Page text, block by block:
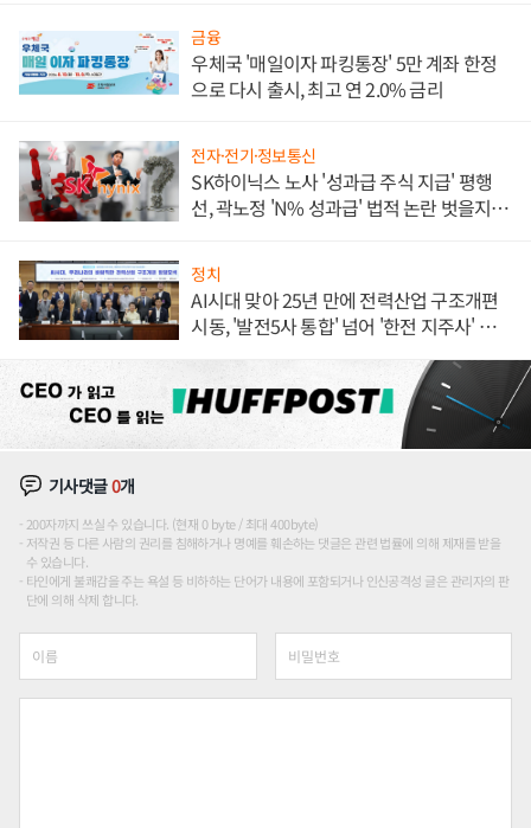
금융
우체국 '매일이자 파킹통장' 5만 계좌 한정
으로 다시 출시, 최고 연 2.0% 금리
전자·전기·정보통신
SK하이닉스 노사 '성과급 주식 지급' 평행
선, 곽노정 'N% 성과급' 법적 논란 벗을지 주
정치
AI시대 맞아 25년 만에 전력산업 구조개편
시동, '발전5사 통합' 넘어 '한전 지주사' 재편
기사댓글0개
200자까지 쓰실 수 있습니다. (현재 0 byte / 최대 400byte)
저작권 등 다른 사람의 권리를 침해하거나 명예를 훼손하는 댓글은 관련 법률에 의해 제재를 받을
수 있습니다.
타인에게 불쾌감을 주는 욕설 등 비하하는 단어가 내용에 포함되거나 인신공격성 글은 관리자의 판
단에 의해 삭제 합니다.